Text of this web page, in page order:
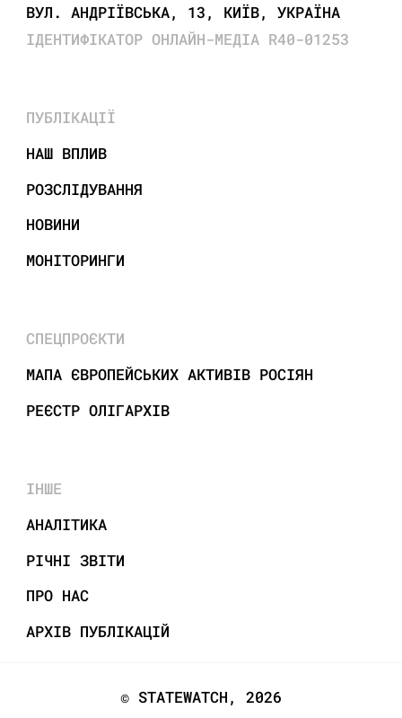
ВУЛ. АНДРІЇВСЬКА, 13, КИЇВ, УКРАЇНА
ІДЕНТИФІКАТОР ОНЛАЙН-МЕДІА R40-01253
ПУБЛІКАЦІЇ
НАШ ВПЛИВ
РОЗСЛІДУВАННЯ
НОВИНИ
МОНІТОРИНГИ
СПЕЦПРОЄКТИ
МАПА ЄВРОПЕЙСЬКИХ АКТИВІВ РОСІЯН
РЕЄСТР ОЛІГАРХІВ
ІНШЕ
АНАЛІТИКА
РІЧНІ ЗВІТИ
ПРО НАС
АРХІВ ПУБЛІКАЦІЙ
© STATEWATCH, 2026